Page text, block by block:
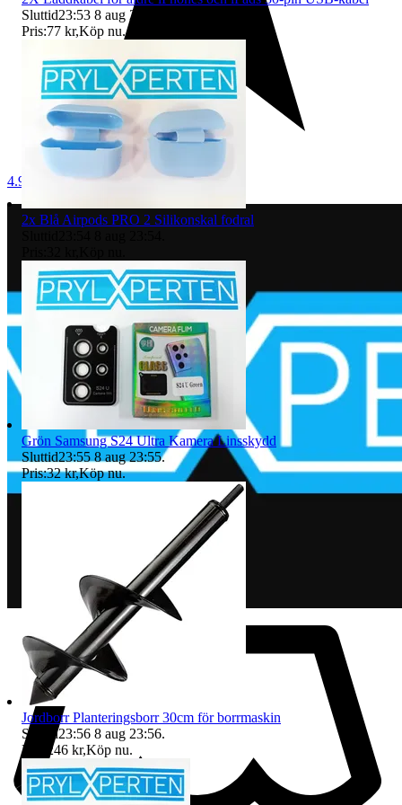
4.9
Sluttid23:53 8 aug 23:53
Pris:77 kr,Köp nu.
2x Blå Airpods PRO 2 Silikonskal fodral
Grön Samsung S24 Ultra Kamera Linsskydd
Sluttid23:55 8 aug 23:55.
Pris:32 kr,Köp nu.
Jordborr Planteringsborr 30cm för borrmaskin
Sluttid23:56 8 aug 23:56.
Pris:
246 kr,Köp nu.